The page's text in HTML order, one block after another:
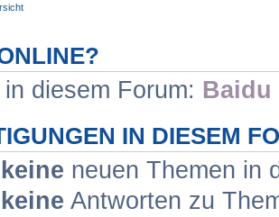
diesem Forum:
IN DIESEM
keine neuen Themen in
keine Antworten zu